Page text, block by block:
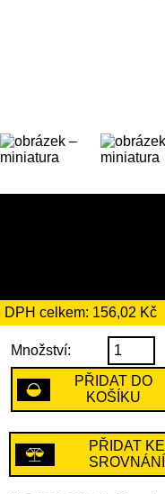
DPH celkem: 156,02 Kč
Množství:
PŘIDAT DO
KOŠÍKU
PŘIDAT KE
SROVNÁNÍ